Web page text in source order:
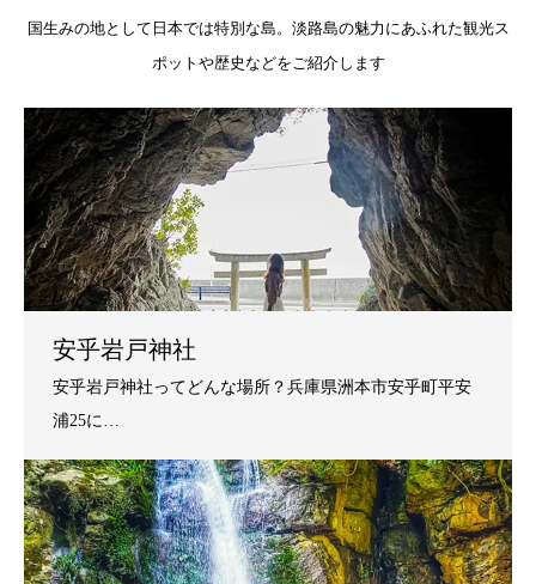
国生みの地として日本では特別な島。淡路島の魅力にあふれた観光ス
ポットや歴史などをご紹介します
安乎岩戸神社